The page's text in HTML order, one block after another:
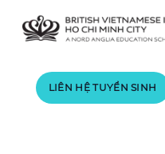
LIÊN HỆ TUYỂN SINH